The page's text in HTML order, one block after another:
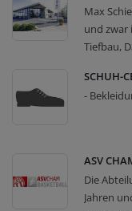
Max
und zwar
Tiefbau,
SCHUH-
-
ASV
Die
Jahren